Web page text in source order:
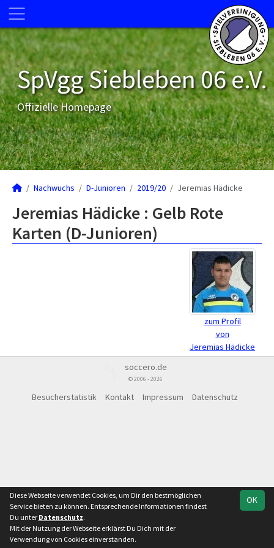
SpVgg Siebleben 06 e.V.
Offizielle Homepage
Nachwuchs D-Junioren 2019/20 Jeremias Hädicke
Jeremias Hädicke : Gelb Rote
Karten (D-Junioren)
zum Profil
von
Jeremias Hädicke
soccero.de
© 2006 - 2026
Besucherstatistik Kontakt Impressum Datenschutz
OK
Diese Webseite verwendet Cookies, um Dir den bestmöglichen
Service bieten zu können. Entsprechende Informationen findest
Du unter Datenschutz.
Mit der Nutzung der Webseite erklärst Du Dich mit der
Verwendung von Cookies einverstanden.